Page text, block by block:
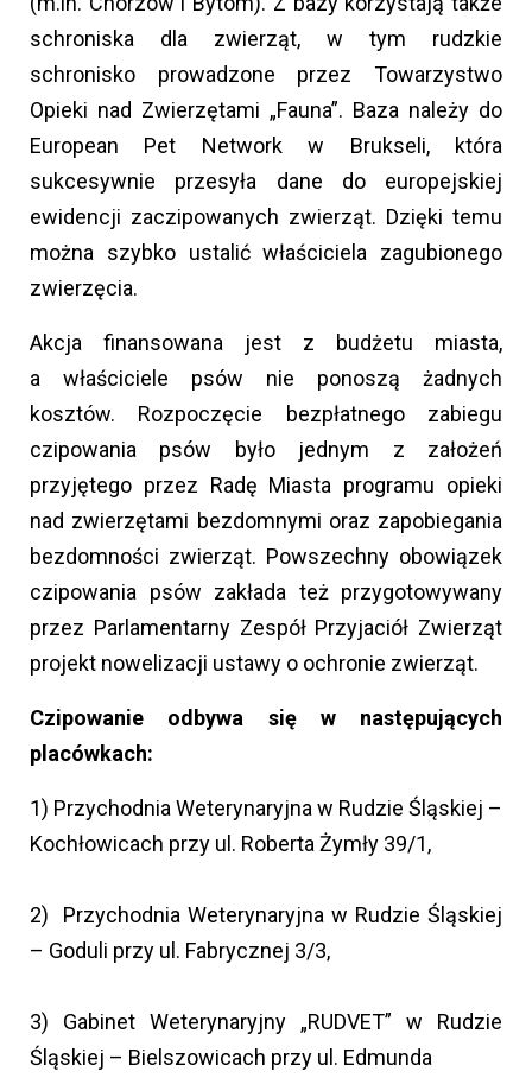
schroniska dla zwierząt, w tym rudzkie
schronisko prowadzone przez Towarzystwo
Opieki nad Zwierzętami „Fauna”. Baza należy do
European Pet Network w Brukseli, która
sukcesywnie przesyła dane do europejskiej
ewidencji zaczipowanych zwierząt. Dzięki temu
można szybko ustalić właściciela zagubionego
zwierzęcia.
Akcja finansowana jest z budżetu miasta,
a właściciele psów nie ponoszą żadnych
kosztów. Rozpoczęcie bezpłatnego zabiegu
czipowania psów było jednym z założeń
przyjętego przez Radę Miasta programu opieki
nad zwierzętami bezdomnymi oraz zapobiegania
bezdomności zwierząt. Powszechny obowiązek
czipowania psów zakłada też przygotowywany
przez Parlamentarny Zespół Przyjaciół Zwierząt
projekt nowelizacji ustawy o ochronie zwierząt.
Czipowanie odbywa się w następujących
placówkach:
1) Przychodnia Weterynaryjna w Rudzie Śląskiej –
Kochłowicach przy ul. Roberta Żymły 39/1,
2) Przychodnia Weterynaryjna w Rudzie Śląskiej
– Goduli przy ul. Fabrycznej 3/3,
3) Gabinet Weterynaryjny „RUDVET” w Rudzie
Śląskiej – Bielszowicach przy ul. Edmunda